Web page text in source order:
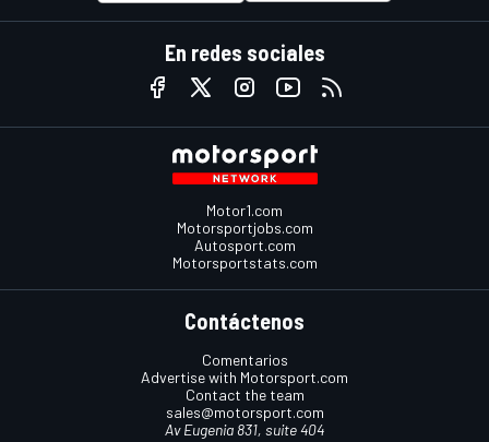
En redes sociales
Motor1.com
Motorsportjobs.com
Autosport.com
Motorsportstats.com
Contáctenos
Comentarios
Advertise with Motorsport.com
Contact the team
sales@motorsport.com
Av Eugenia 831, suite 404